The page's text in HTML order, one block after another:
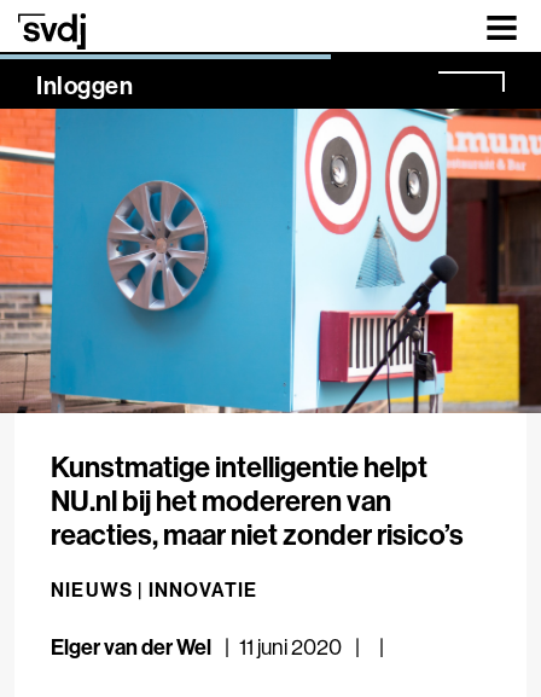
Naar hoofdinhoud
Inloggen
NaN%
Kunstmatige intelligentie helpt
NU.nl bij het modereren van
reacties, maar niet zonder risico’s
NIEUWS | INNOVATIE
Elger van der Wel 11 juni 2020